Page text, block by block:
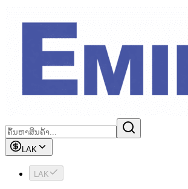
LAK
LAK